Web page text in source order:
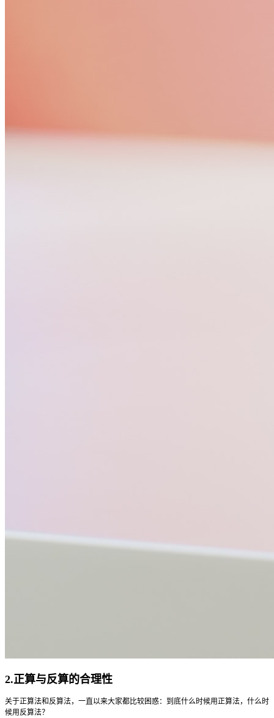
2.正算与反算的合理性
关于正算法和反算法，一直以来大家都比较困惑：到底什么时候用正算法，什么时
候用反算法？